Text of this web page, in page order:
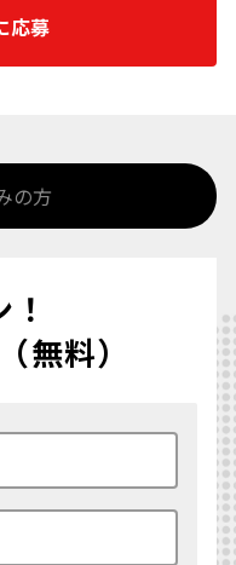
応募
の方
無料）